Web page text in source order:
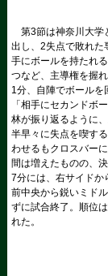
第3節は神奈川大学
出し、2失点で敗れた
手にボールを持たれ
つなど、主導権を握
1分、自陣でボールを
「相手にセカンドボ
林が振り返るように
半早々に失点を喫す
わせるもクロスバー
間は増えたものの、
7分には、右サイドか
前中央から鋭いミド
ずに試合終了。順位
れた。